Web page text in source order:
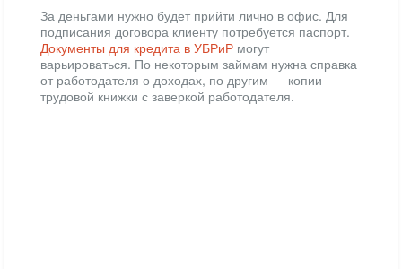
За деньгами нужно будет прийти лично в офис. Для
подписания договора клиенту потребуется паспорт.
Документы для кредита в УБРиР могут
варьироваться. По некоторым займам нужна справка
от работодателя о доходах, по другим — копии
трудовой книжки с заверкой работодателя.